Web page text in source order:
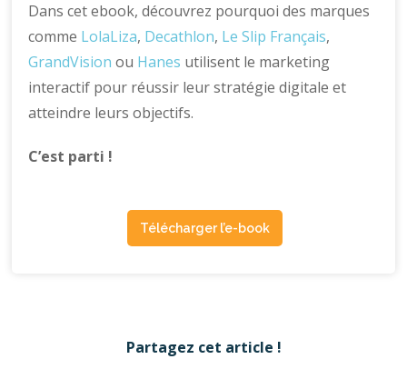
Dans cet ebook, découvrez pourquoi des marques
comme LolaLiza, Decathlon, Le Slip Français,
GrandVision ou Hanes utilisent le marketing
interactif pour réussir leur stratégie digitale et
atteindre leurs objectifs.
C’est parti !
Télécharger l’e-book
Partagez cet article !